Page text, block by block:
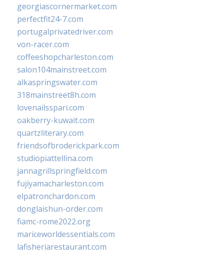
georgiascornermarket.com
perfectfit24-7.com
portugalprivatedriver.com
von-racer.com
coffeeshopcharleston.com
salon104mainstreet.com
alkaspringswater.com
318mainstreet8h.com
lovenailsspari.com
oakberry-kuwait.com
quartzliterary.com
friendsofbroderickpark.com
studiopiattellina.com
jannagrillspringfield.com
fujiyamacharleston.com
elpatronchardon.com
donglaishun-order.com
fiamc-rome2022.org
mariceworldessentials.com
lafisheriarestaurant.com